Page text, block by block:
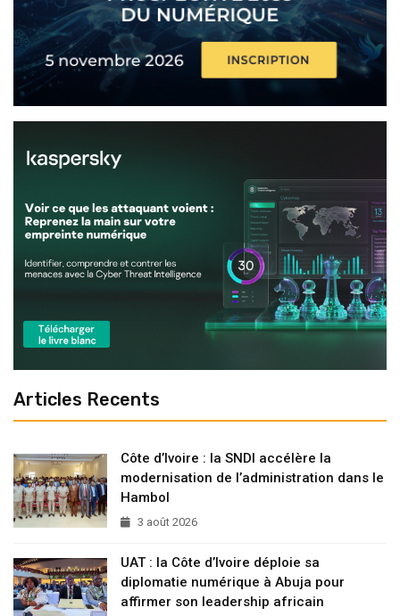
Articles Recents
Côte d’Ivoire : la SNDI accélère la
modernisation de l’administration dans le
Hambol
3 août 2026
UAT : la Côte d’Ivoire déploie sa
diplomatie numérique à Abuja pour
affirmer son leadership africain